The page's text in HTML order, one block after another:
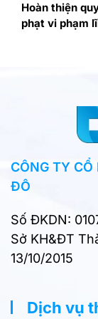
Hoàn thiện
phạt vi phạm
CÔNG TY
ĐÔ
Số ĐKDN:
Sở KH&ĐT
13/10/2015
Dịch vụ